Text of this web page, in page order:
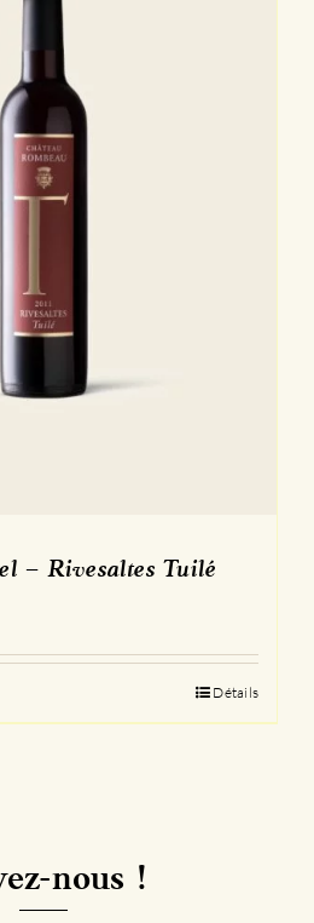
– Rivesaltes Tuilé
Détails
nous !